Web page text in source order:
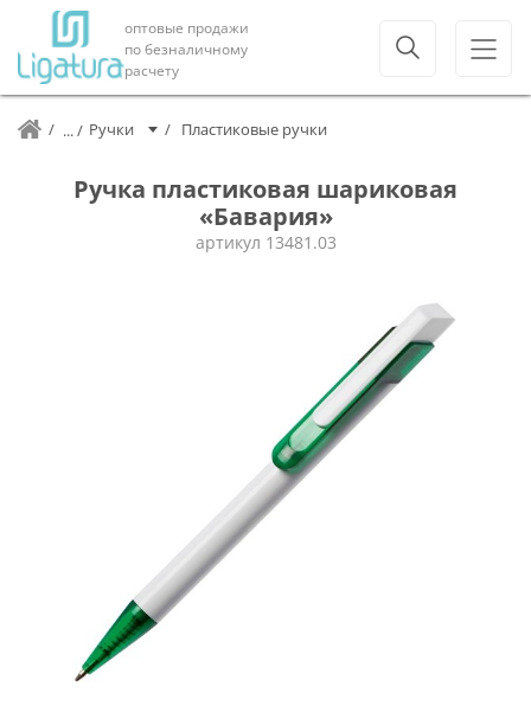
оптовые продажи
по безналичному
расчету
Ручки Пластиковые ручки
Ручка пластиковая шариковая
«Бавария»
артикул 13481.03